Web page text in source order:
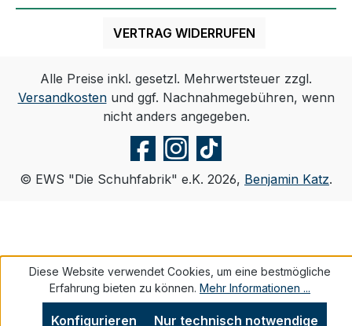
VERTRAG WIDERRUFEN
Alle Preise inkl. gesetzl. Mehrwertsteuer zzgl.
Versandkostenund ggf. Nachnahmegebühren, wenn
nicht anders angegeben.
© EWS "Die Schuhfabrik" e.K. 2026, Benjamin Katz.
Diese Website verwendet Cookies, um eine bestmögliche
Erfahrung bieten zu können. Mehr Informationen ...
Nur technisch notwendige
Konfigurieren